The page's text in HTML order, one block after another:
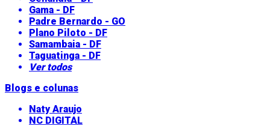
Gama - DF
Padre Bernardo - GO
Plano Piloto - DF
Samambaia - DF
Taguatinga - DF
Ver todos
Blogs e colunas
Naty Araujo
NC DIGITAL